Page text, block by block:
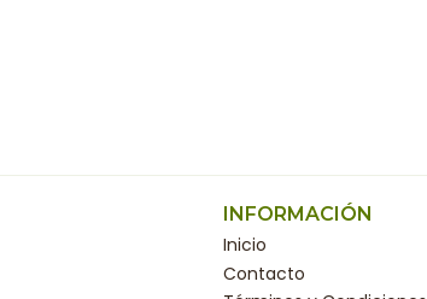
INFORMACIÓN
Inicio
Contacto